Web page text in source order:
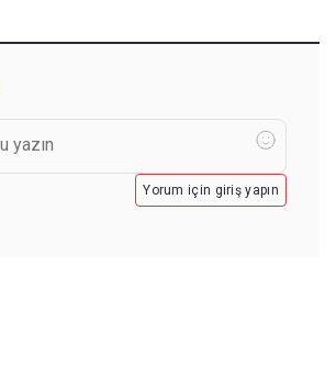
Yorum için giriş yapın